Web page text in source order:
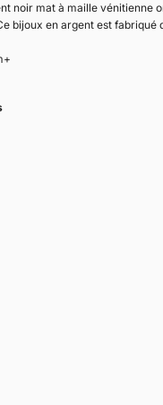
noir mat à maille vénitienne
bijoux en argent est fabriqué